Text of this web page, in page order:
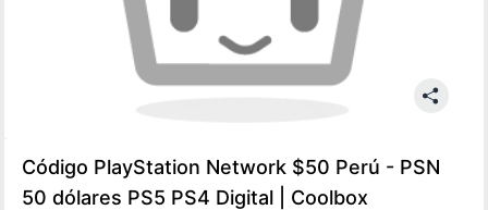
Código PlayStation Network $50 Perú - PSN
50 dólares PS5 PS4 Digital | Coolbox